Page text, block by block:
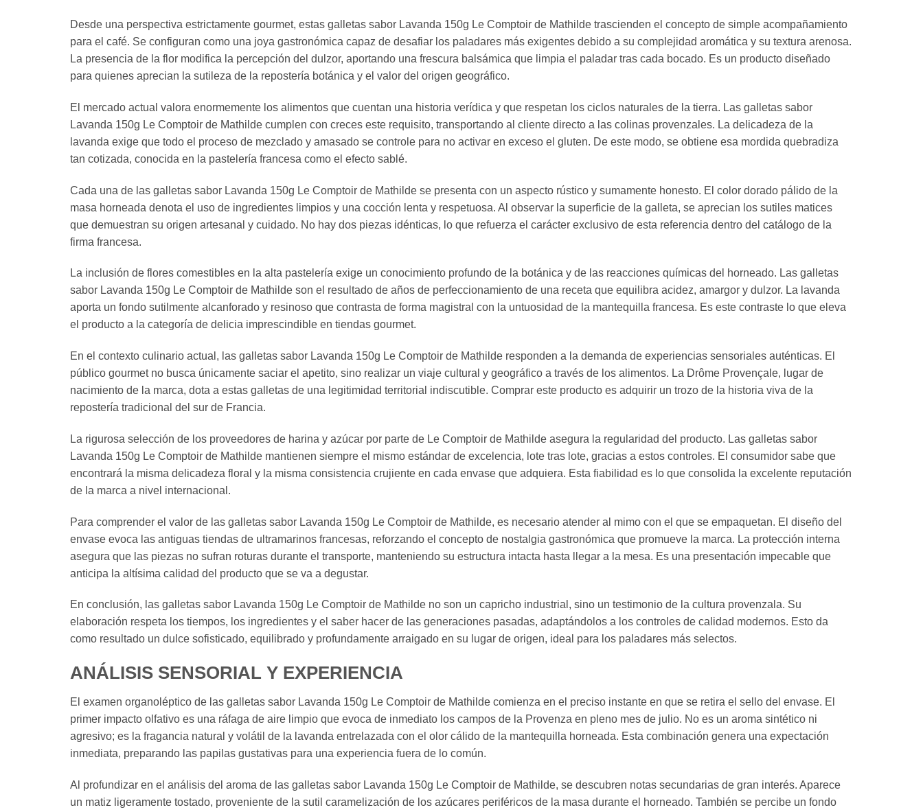
Desde una perspectiva estrictamente gourmet, estas galletas sabor Lavanda 150g Le Comptoir de Mathilde trascienden el concepto de simple acompañamiento
para el café. Se configuran como una joya gastronómica capaz de desafiar los paladares más exigentes debido a su complejidad aromática y su textura arenosa.
La presencia de la flor modifica la percepción del dulzor, aportando una frescura balsámica que limpia el paladar tras cada bocado. Es un producto diseñado
para quienes aprecian la sutileza de la repostería botánica y el valor del origen geográfico.
El mercado actual valora enormemente los alimentos que cuentan una historia verídica y que respetan los ciclos naturales de la tierra. Las galletas sabor
Lavanda 150g Le Comptoir de Mathilde cumplen con creces este requisito, transportando al cliente directo a las colinas provenzales. La delicadeza de la
lavanda exige que todo el proceso de mezclado y amasado se controle para no activar en exceso el gluten. De este modo, se obtiene esa mordida quebradiza
tan cotizada, conocida en la pastelería francesa como el efecto sablé.
Cada una de las galletas sabor Lavanda 150g Le Comptoir de Mathilde se presenta con un aspecto rústico y sumamente honesto. El color dorado pálido de la
masa horneada denota el uso de ingredientes limpios y una cocción lenta y respetuosa. Al observar la superficie de la galleta, se aprecian los sutiles matices
que demuestran su origen artesanal y cuidado. No hay dos piezas idénticas, lo que refuerza el carácter exclusivo de esta referencia dentro del catálogo de la
firma francesa.
La inclusión de flores comestibles en la alta pastelería exige un conocimiento profundo de la botánica y de las reacciones químicas del horneado. Las galletas
sabor Lavanda 150g Le Comptoir de Mathilde son el resultado de años de perfeccionamiento de una receta que equilibra acidez, amargor y dulzor. La lavanda
aporta un fondo sutilmente alcanforado y resinoso que contrasta de forma magistral con la untuosidad de la mantequilla francesa. Es este contraste lo que eleva
el producto a la categoría de delicia imprescindible en tiendas gourmet.
En el contexto culinario actual, las galletas sabor Lavanda 150g Le Comptoir de Mathilde responden a la demanda de experiencias sensoriales auténticas. El
público gourmet no busca únicamente saciar el apetito, sino realizar un viaje cultural y geográfico a través de los alimentos. La Drôme Provençale, lugar de
nacimiento de la marca, dota a estas galletas de una legitimidad territorial indiscutible. Comprar este producto es adquirir un trozo de la historia viva de la
repostería tradicional del sur de Francia.
La rigurosa selección de los proveedores de harina y azúcar por parte de Le Comptoir de Mathilde asegura la regularidad del producto. Las galletas sabor
Lavanda 150g Le Comptoir de Mathilde mantienen siempre el mismo estándar de excelencia, lote tras lote, gracias a estos controles. El consumidor sabe que
encontrará la misma delicadeza floral y la misma consistencia crujiente en cada envase que adquiera. Esta fiabilidad es lo que consolida la excelente reputación
de la marca a nivel internacional.
Para comprender el valor de las galletas sabor Lavanda 150g Le Comptoir de Mathilde, es necesario atender al mimo con el que se empaquetan. El diseño del
envase evoca las antiguas tiendas de ultramarinos francesas, reforzando el concepto de nostalgia gastronómica que promueve la marca. La protección interna
asegura que las piezas no sufran roturas durante el transporte, manteniendo su estructura intacta hasta llegar a la mesa. Es una presentación impecable que
anticipa la altísima calidad del producto que se va a degustar.
En conclusión, las galletas sabor Lavanda 150g Le Comptoir de Mathilde no son un capricho industrial, sino un testimonio de la cultura provenzala. Su
elaboración respeta los tiempos, los ingredientes y el saber hacer de las generaciones pasadas, adaptándolos a los controles de calidad modernos. Esto da
como resultado un dulce sofisticado, equilibrado y profundamente arraigado en su lugar de origen, ideal para los paladares más selectos.
ANÁLISIS SENSORIAL Y EXPERIENCIA
El examen organoléptico de las galletas sabor Lavanda 150g Le Comptoir de Mathilde comienza en el preciso instante en que se retira el sello del envase. El
primer impacto olfativo es una ráfaga de aire limpio que evoca de inmediato los campos de la Provenza en pleno mes de julio. No es un aroma sintético ni
agresivo; es la fragancia natural y volátil de la lavanda entrelazada con el olor cálido de la mantequilla horneada. Esta combinación genera una expectación
inmediata, preparando las papilas gustativas para una experiencia fuera de lo común.
Al profundizar en el análisis del aroma de las galletas sabor Lavanda 150g Le Comptoir de Mathilde, se descubren notas secundarias de gran interés. Aparece
un matiz ligeramente tostado, proveniente de la sutil caramelización de los azúcares periféricos de la masa durante el horneado. También se percibe un fondo